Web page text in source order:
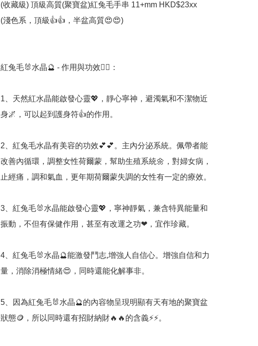
(收藏級) 頂級高質(聚寶盆)紅兔毛手串 11+mm HKD$23xx
(淺色系，頂級👍👍，半盆高質😍😍)
紅兔毛🐰水晶🔮 - 作用與功效💁‍♀️：
1、天然紅水晶能啟發心靈💖，靜心寧神，避濁氣和不潔物近
身🌌，可以起到護身符👍的作用。
2、紅兔毛水晶有美容的功效💕💕。主內分泌系統。佩帶者能
改善內循環，調整女性荷爾蒙，幫助生殖系統🌼，對婦女病，
止經痛，調和氣血，更年期荷爾蒙失調的女性有一定的療效。
3、紅兔毛🐰水晶能啟發心靈💖，寧神靜氣，兼含特異能量和
振動，不但有保健作用，甚至有改運之功❤，宜作珍藏。
4、紅兔毛🐰水晶🔮能激發鬥志,增強人自信心。增強自信和力
量，消除消極情緒😍，同時還能化解事非。
5、因為紅兔毛🐰水晶🔮的內容物呈現明顯有天有地的聚寶盆
狀態🪙，所以同時還有招財納財🔥🔥的含義⚡⚡。